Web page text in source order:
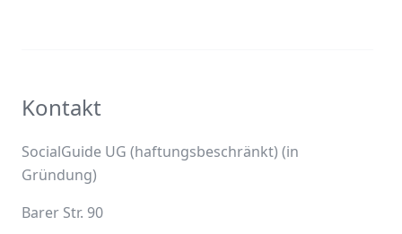
Kontakt
SocialGuide UG (haftungsbeschränkt) (in
Gründung)
Barer Str. 90